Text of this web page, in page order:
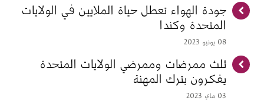
جودة الهواء تعطل حياة الملايين في الولايات
المتحدة وكندا
08 يونيو 2023
ثلث ممرضات وممرضي الولايات المتحدة
يفكرون بترك المهنة
03 ماي 2023